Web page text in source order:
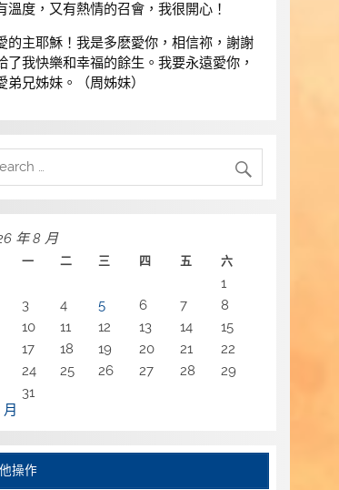
溫度，又有熱情的召會，我很開心！
的主耶穌！我是多麽愛你，相信祢，謝謝
了我快樂和幸福的餘生。我要永遠愛你，
弟兄姊妹。（周姊妹）
年 8 月
一 二 三 四 五 六
1
3 4 5 6 7
8
10 11 12 13 14
15
17 18 19 20 21
22
24 25 26 27 28
29
31
操作